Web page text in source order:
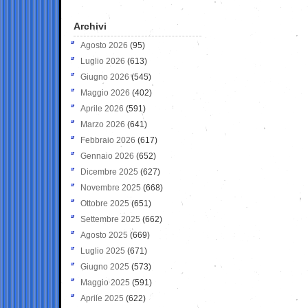
Archivi
Agosto 2026 (95)
Luglio 2026 (613)
Giugno 2026 (545)
Maggio 2026 (402)
Aprile 2026 (591)
Marzo 2026 (641)
Febbraio 2026 (617)
Gennaio 2026 (652)
Dicembre 2025 (627)
Novembre 2025 (668)
Ottobre 2025 (651)
Settembre 2025 (662)
Agosto 2025 (669)
Luglio 2025 (671)
Giugno 2025 (573)
Maggio 2025 (591)
Aprile 2025 (622)